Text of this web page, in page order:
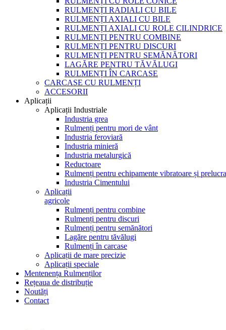
RULMENȚI RADIALI CU BILE
RULMENȚI AXIALI CU BILE
RULMENȚI AXIALI CU ROLE CILINDRICE
RULMENȚI PENTRU COMBINE
RULMENȚI PENTRU DISCURI
RULMENȚI PENTRU SEMĂNĂTORI
LAGĂRE PENTRU TĂVĂLUGI
RULMENȚI ÎN CARCASE
CARCASE CU RULMENȚI
ACCESORII
Aplicații
Aplicații Industriale
Industria grea
Rulmenți pentru mori de vânt
Industria feroviară
Industria minieră
Industria metalurgică
Reductoare
Rulmenți pentru echipamente vibratoare și
Industria Cimentului
Aplicații
agricole
Rulmenți pentru combine
Rulmenți pentru discuri
Rulmenți pentru semănători
Lagăre pentru tăvălugi
Rulmenți în carcase
Aplicații de mare precizie
Aplicații speciale
Mentenența Rulmenților
Rețeaua de distribuție
Noutăți
Contact